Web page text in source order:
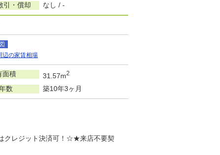
引・償却 なし / -
辺の家賃相場
面積 31.57m2
数 築10年3ヶ月
レジット決済可！☆★来店不要契